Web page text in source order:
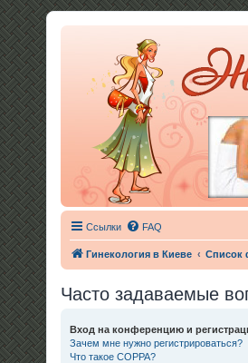
Ссылки FAQ
Гинекология в Киеве Список
Часто задаваемые
Вход на конференцию и
Зачем мне нужно регистрироваться?
Что такое COPPA?